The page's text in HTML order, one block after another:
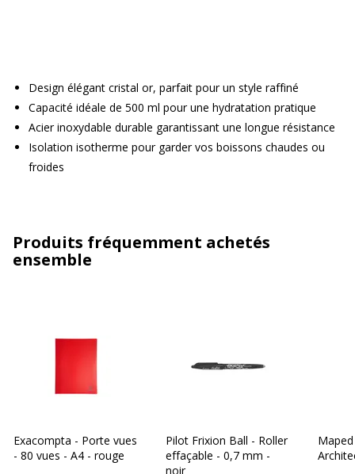
Design élégant cristal or, parfait pour un style raffiné
Capacité idéale de 500 ml pour une hydratation pratique
Acier inoxydable durable garantissant une longue résistance
Isolation isotherme pour garder vos boissons chaudes ou
froides
Produits fréquemment achetés
ensemble
Exacompta - Porte vues
- 80 vues - A4 - rouge
Pilot Frixion Ball - Roller
effaçable - 0,7 mm -
noir